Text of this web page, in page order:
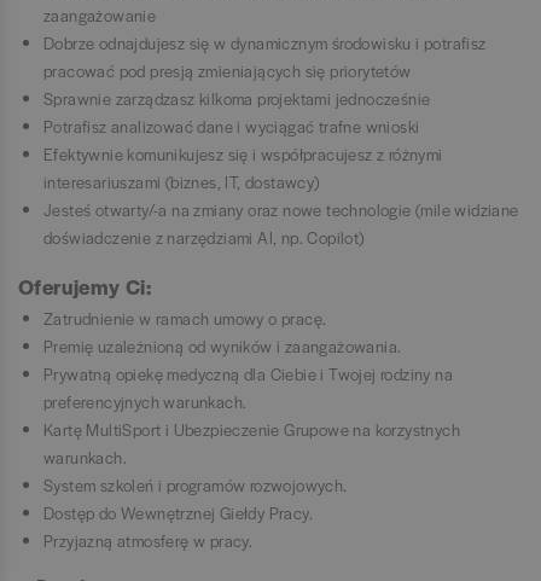
zaangażowanie
Dobrze odnajdujesz się w dynamicznym środowisku i potrafisz
pracować pod presją zmieniających się priorytetów
Sprawnie zarządzasz kilkoma projektami jednocześnie
Potrafisz analizować dane i wyciągać trafne wnioski
Efektywnie komunikujesz się i współpracujesz z różnymi
interesariuszami (biznes, IT, dostawcy)
Jesteś otwarty/-a na zmiany oraz nowe technologie (mile widziane
doświadczenie z narzędziami AI, np. Copilot)
Oferujemy Ci:
Zatrudnienie w ramach umowy o pracę.
Premię uzależnioną od wyników i zaangażowania.
Prywatną opiekę medyczną dla Ciebie i Twojej rodziny na
preferencyjnych warunkach.
Kartę MultiSport i Ubezpieczenie Grupowe na korzystnych
warunkach.
System szkoleń i programów rozwojowych.
Dostęp do Wewnętrznej Giełdy Pracy.
Przyjazną atmosferę w pracy.